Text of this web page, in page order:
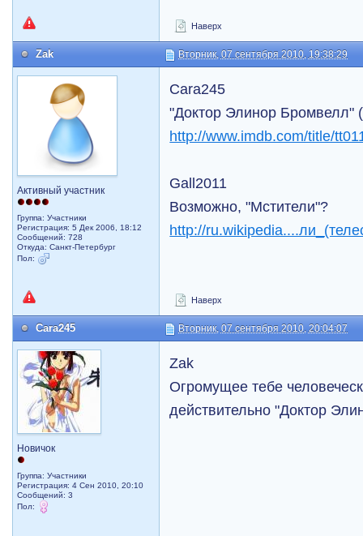
Наверх
Zak Вторник, 07 сентября 2010, 19:38:29
Активный участник
Группа: Участники
Регистрация: 5 Дек 2006, 18:12
Сообщений: 728
Откуда: Санкт-Петербург
Пол:
Cara245
"Доктор Элинор Бромвелл"
http://www.imdb.com/title/
Gall2011
Возможно, "Мстители"?
http://
Наверх
Cara245 Вторник, 07 сентября 2010, 20:04:07
Новичок
Группа: Участники
Регистрация: 4 Сен 2010, 20:10
Сообщений: 3
Пол:
Zak
Огромущее тебе
действительно "Доктор